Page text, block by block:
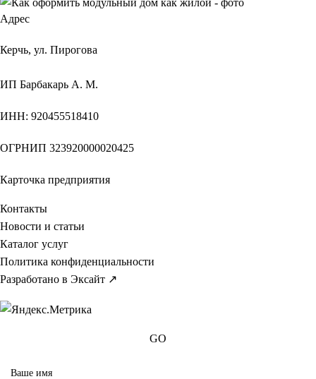
Адрес
Керчь, ул. Пирогова
ИП Барбакарь А. М.
ИНН: 920455518410
ОГРНИП 323920000020425
Карточка предприятия
Контакты
Новости и статьи
Каталог услуг
Политика конфиденциальности
Разработано в Эксайт ↗
GO